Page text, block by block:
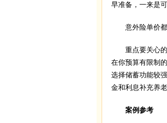
早准备，一来是
意外险单价都
重点要关心的
在你预算有限制
选择储蓄功能较
金和利息补充养老
案例参考